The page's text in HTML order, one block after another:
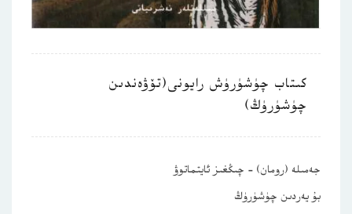
كىتاب چۈشۈرۈش رايونى(تۆۋەندىن
چۈشۈرۈڭ)
جەمىلە (رومان) – چىڭغىز ئايتماتوۋ
بۇ يەردىن چۈشۈرۈڭ